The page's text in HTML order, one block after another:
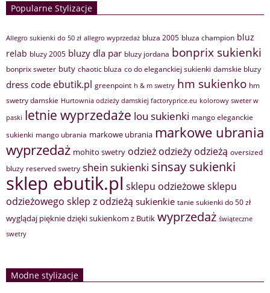
Popularne Stylizacje
Allegro sukienki do 50 zł allegro wyprzedaż bluza 2005 bluza champion bluz
relab bluzy 2005 bluzy dla par bluzy jordana bonprix sukienki
bonprix sweter buty chaotic bluza co do eleganckiej sukienki damskie bluzy
dress code ebutik.pl greenpoint h & m swetry hm sukienko hm
swetry damskie Hurtownia odzieży damskiej factoryprice.eu kolorowy sweter w
paski letnie wyprzedaże lou sukienki mango eleganckie
sukienki mango ubrania markowe ubrania markowe ubrania
wyprzedaż mohito swetry odzież odzieży odzieżą oversized
bluzy reserved swetry shein sukienki sinsay sukienki
sklep ebutik.pl sklepu odzieżowesklepu
odzieżowego sklep z odzieżą sukienkie tanie sukienki do 50 zł
wyglądaj pięknie dzięki sukienkom z Butik wyprzedaż świąteczne
swetry
Modne stylizacje